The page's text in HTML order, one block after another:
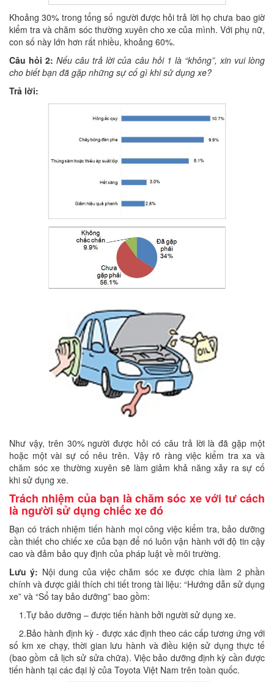
Khoảng 30% trong tổng số người được hỏi trả lời họ chưa bao giờ
kiểm tra và chăm sóc thường xuyên cho xe của mình. Với phụ nữ,
con số này lớn hơn rất nhiều, khoảng 60%.
Câu hỏi 2: Nếu câu trả lời của câu hỏi 1 là “không”, xin vui lòng
cho biết bạn đã gặp những sự cố gì khi sử dụng xe?
Trả lời:
Như vậy, trên 30% người được hỏi có câu trả lời là đã gặp một
hoặc một vài sự cố nêu trên. Vậy rõ ràng việc kiểm tra xa và
chăm sóc xe thường xuyên sẽ làm giảm khả năng xảy ra sự cố
khi sử dụng xe.
Trách nhiệm của bạn là chăm sóc xe với tư cách
là người sử dụng chiếc xe đó
Bạn có trách nhiệm tiến hành mọi công việc kiểm tra, bảo dưỡng
cần thiết cho chiếc xe của bạn để nó luôn vận hành với độ tin cậy
cao và đảm bảo quy định của pháp luật về môi trường.
Lưu ý: Nội dung của việc chăm sóc xe được chia làm 2 phần
chính và được giải thích chi tiết trong tài liệu: “Hướng dẫn sử dụng
xe” và “Sổ tay bảo dưỡng” bao gồm:
1.Tự bảo dưỡng – được tiến hành bởi người sử dụng xe.
2.Bảo hành định kỳ - được xác định theo các cấp tương ứng với
số km xe chạy, thời gian lưu hành và điều kiện sử dụng thực tế
(bao gồm cả lịch sử sửa chữa). Việc bảo dưỡng định kỳ cần được
tiến hành tại các đại lý của Toyota Việt Nam trên toàn quốc.